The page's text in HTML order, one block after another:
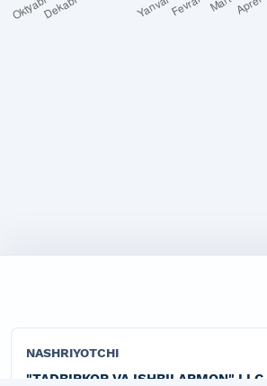
NASHRIYOTCHI
"TADBIRKOR VA ISHBILARMON" LLC